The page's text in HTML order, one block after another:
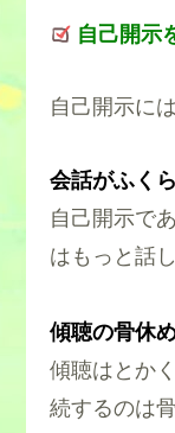
自己開示
自己開示に
会話がふく
自己開示で
はもっと話
傾聴の骨休
傾聴はとか
続するのは